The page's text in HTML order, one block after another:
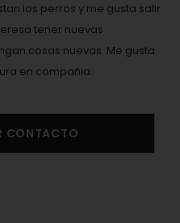
los perros y me gusta salir
tener nuevas
cosas nuevas. Me gusta
en compañia.
CONTACTO